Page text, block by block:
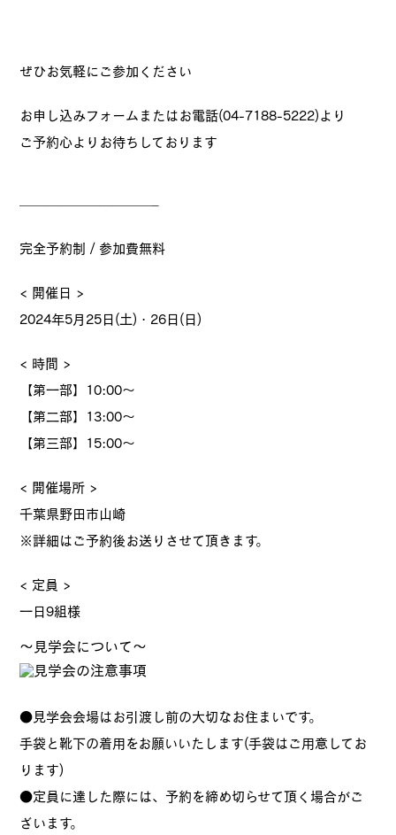
ぜひお気軽にご参加ください
お申し込みフォームまたはお電話(04-7188-5222)より
ご予約心よりお待ちしております
——————————–
完全予約制 / 参加費無料
< 開催日 >
2024年5月25日(土)・26日(日)
< 時間 >
【第一部】10:00～
【第二部】13:00～
【第三部】15:00～
< 開催場所 >
千葉県野田市山崎
※詳細はご予約後お送りさせて頂きます。
< 定員 >
一日9組様
～見学会について～
●見学会会場はお引渡し前の大切なお住まいです。
手袋と靴下の着用をお願いいたします(手袋はご用意してお
ります)
●定員に達した際には、予約を締め切らせて頂く場合がご
ざいます。